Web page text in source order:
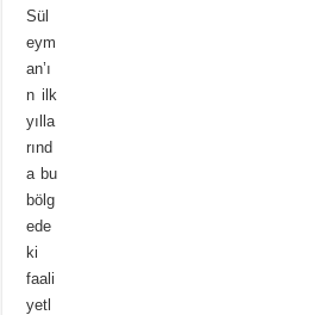
Sül
eym
an’ı
n ilk
yılla
rınd
a bu
bölg
ede
ki
faali
yetl